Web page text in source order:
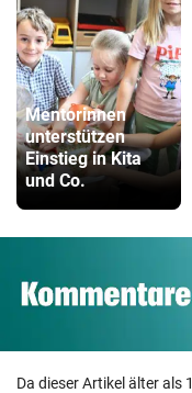
Mentorinnen
unterstützen
Einstieg in Kita
und Co.
Da dieser Artikel älter als